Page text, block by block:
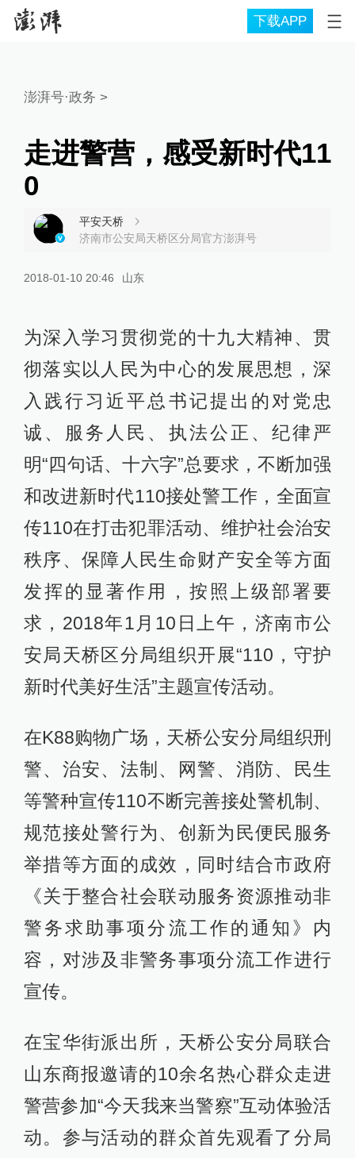
下载APP
澎湃号·政务 >
走进警营，感受新时代11
0
平安天桥
济南市公安局天桥区分局官方澎湃号
2018-01-10 20:46 山东
为深入学习贯彻党的十九大精神、贯
彻落实以人民为中心的发展思想，深
入践行习近平总书记提出的对党忠
诚、服务人民、执法公正、纪律严
明“四句话、十六字”总要求，不断加强
和改进新时代110接处警工作，全面宣
传110在打击犯罪活动、维护社会治安
秩序、保障人民生命财产安全等方面
发挥的显著作用，按照上级部署要
求，2018年1月10日上午，济南市公
安局天桥区分局组织开展“110，守护
新时代美好生活”主题宣传活动。
在K88购物广场，天桥公安分局组织刑
警、治安、法制、网警、消防、民生
等警种宣传110不断完善接处警机制、
规范接处警行为、创新为民便民服务
举措等方面的成效，同时结合市政府
《关于整合社会联动服务资源推动非
警务求助事项分流工作的通知》内
容，对涉及非警务事项分流工作进行
宣传。
在宝华街派出所，天桥公安分局联合
山东商报邀请的10余名热心群众走进
警营参加“今天我来当警察”互动体验活
动。参与活动的群众首先观看了分局